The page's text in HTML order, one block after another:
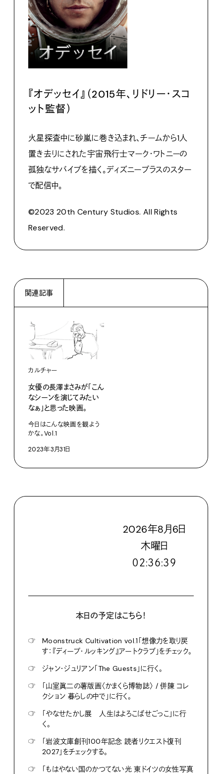
『オデッセイ』（2015年、リドリー・スコ
ット監督）
火星探査中に砂嵐に巻き込まれ、チームから1人
置き去りにされた宇宙飛行士マーク・ワトニーの
孤独なサバイブを描く。ディズニープラスのスター
で配信中。
©2023 20th Century Studios. All Rights
Reserved.
関連記事
カルチャー
女優の長澤まさみが「こん
なシーンを演じてみたい
なぁ」と思った映画。
今日はこんな映画を観よう
かな。Vol.1
2023年3月31日
2026年8月6日
木曜日
０２:３６:４１
本日の予定はこちら！
☞
Moonstruck Cultivation vol.1「想像力を取り戻
す：『ディープ・ルッキング』アートクラブ」をチェック。
☞
ジャン・ジュリアン「The Guests」に行く。
☞
「山室眞二の薯版画〈かまくら博物誌〉 / 併陳 コレ
クション 暮らしの中で」に行く。
☞
「やなせたかし展 人生はよろこばせごっこ」に行
く。
☞
「岩波文庫創刊100年記念 読者リクエスト復刊
2027」をチェックする。
☞
「もはやない国のかつてない光 東ドイツの女性写真